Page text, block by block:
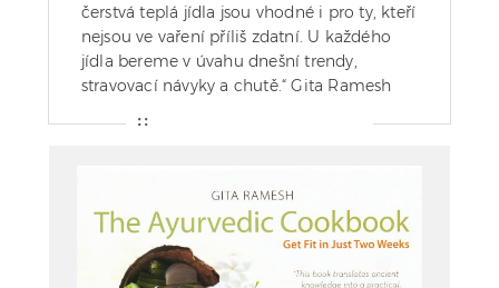
čerstvá teplá jídla jsou vhodné i pro ty, kteří
nejsou ve vaření příliš zdatní. U každého
jídla bereme v úvahu dnešní trendy,
stravovací návyky a chutě.“ Gita Ramesh